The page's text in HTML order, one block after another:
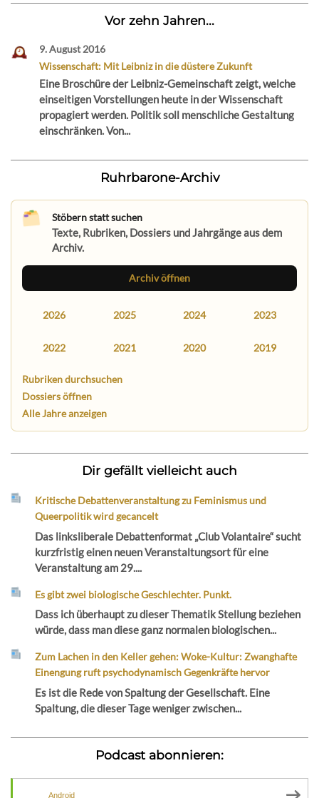
Vor zehn Jahren...
9. August 2016
Wissenschaft: Mit Leibniz in die düstere Zukunft
Eine Broschüre der Leibniz-Gemeinschaft zeigt, welche
einseitigen Vorstellungen heute in der Wissenschaft
propagiert werden. Politik soll menschliche Gestaltung
einschränken. Von...
Ruhrbarone-Archiv
Stöbern statt suchen
Texte, Rubriken, Dossiers und Jahrgänge aus dem
Archiv.
Archiv öffnen
2026 2025 2024 2023
2022 2021 2020 2019
Rubriken durchsuchen
Dossiers öffnen
Alle Jahre anzeigen
Dir gefällt vielleicht auch
Kritische Debattenveranstaltung zu Feminismus und
Queerpolitik wird gecancelt
Das linksliberale Debattenformat „Club Volantaire“ sucht
kurzfristig einen neuen Veranstaltungsort für eine
Veranstaltung am 29....
Es gibt zwei biologische Geschlechter. Punkt.
Dass ich überhaupt zu dieser Thematik Stellung beziehen
würde, dass man diese ganz normalen biologischen...
Zum Lachen in den Keller gehen: Woke-Kultur: Zwanghafte
Einengung ruft psychodynamisch Gegenkräfte hervor
Es ist die Rede von Spaltung der Gesellschaft. Eine
Spaltung, die dieser Tage weniger zwischen...
Podcast abonnieren:
Android